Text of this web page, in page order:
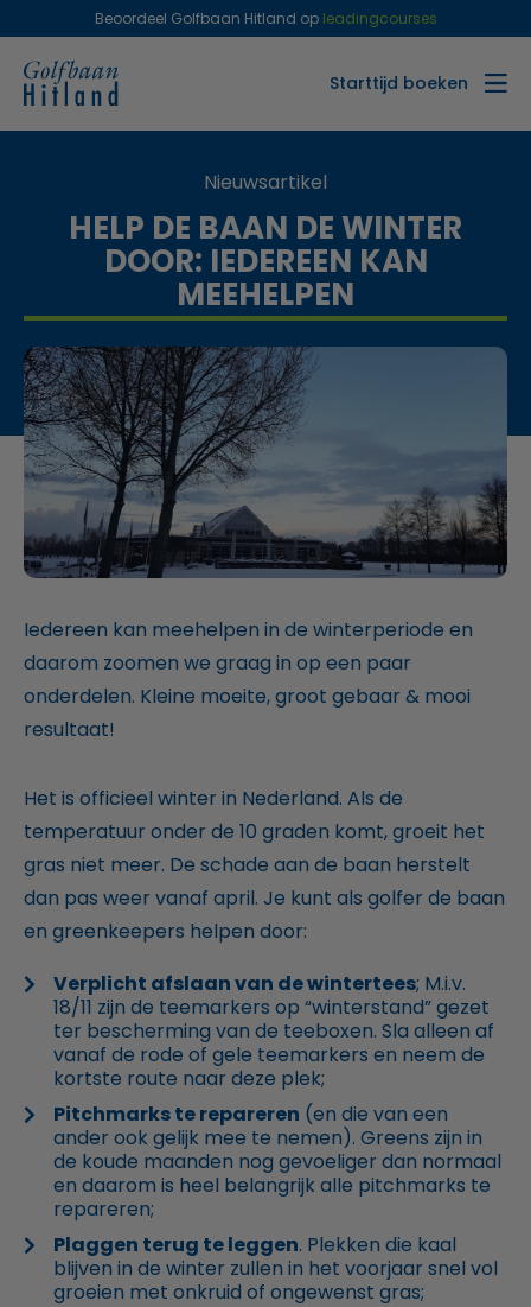
Beoordeel Golfbaan Hitland op leadingcourses
Starttijd boeken
Nieuwsartikel
HELP DE BAAN DE WINTER
DOOR: IEDEREEN KAN
MEEHELPEN
Iedereen kan meehelpen in de winterperiode en
daarom zoomen we graag in op een paar
onderdelen. Kleine moeite, groot gebaar & mooi
resultaat!
Het is officieel winter in Nederland. Als de
temperatuur onder de 10 graden komt, groeit het
gras niet meer. De schade aan de baan herstelt
dan pas weer vanaf april. Je kunt als golfer de baan
en greenkeepers helpen door:
Verplicht afslaan van de wintertees; M.i.v.
18/11 zijn de teemarkers op “winterstand” gezet
ter bescherming van de teeboxen. Sla alleen af
vanaf de rode of gele teemarkers en neem de
kortste route naar deze plek;
Pitchmarks te repareren (en die van een
ander ook gelijk mee te nemen). Greens zijn in
de koude maanden nog gevoeliger dan normaal
en daarom is heel belangrijk alle pitchmarks te
repareren;
Plaggen terug te leggen. Plekken die kaal
blijven in de winter zullen in het voorjaar snel vol
groeien met onkruid of ongewenst gras;